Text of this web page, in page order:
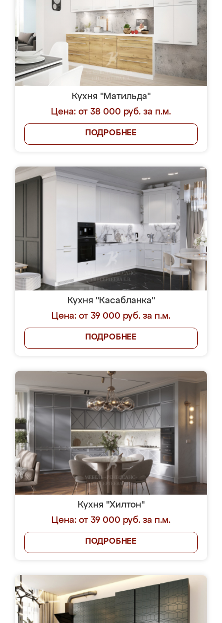
Кухня "Матильда"
Цена: от 38 000 руб. за п.м.
ПОДРОБНЕЕ
Кухня "Касабланка"
Цена: от 39 000 руб. за п.м.
ПОДРОБНЕЕ
Кухня "Хилтон"
Цена: от 39 000 руб. за п.м.
ПОДРОБНЕЕ